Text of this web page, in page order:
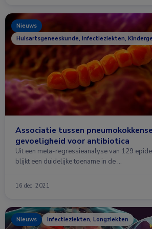
Nieuws
Huisartsgeneeskunde, Infectieziekten,
Associatie tussen
gevoeligheid voor antibiotica
Uit een meta-regressieanalyse van 129
blijkt een duidelijke toename in de …
16 dec. 2021
Nieuws Infectieziekten, Longziekten